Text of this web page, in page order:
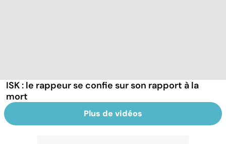
ISK : le rappeur se confie sur son rapport à la
mort
Plus de vidéos